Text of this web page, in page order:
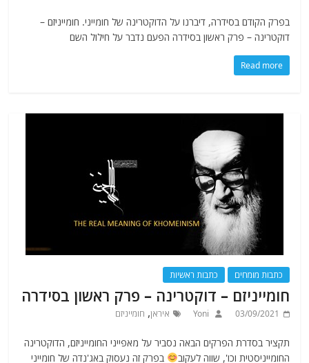
בפרק הקודם בסידרה, דיברנו על הדוקטרינה של חומייני. חומייניזם –
דוקטרינה – פרק ראשון בסידרה הפעם נדבר על חילול השם
Read more
כתבות מומחים כתבות ראשיות
חומייניזם – דוקטרינה – פרק ראשון בסידרה
03/09/2021
Yoni איראן, חומייניזם
תקציר בסדרת הפרקים הבאה נסביר על מאפייני החומייניזם, הדוקטרינה
החומייניסטית וכו', שווה לעקוב
בפרק זה נעסוק באג'נדה של חומייני